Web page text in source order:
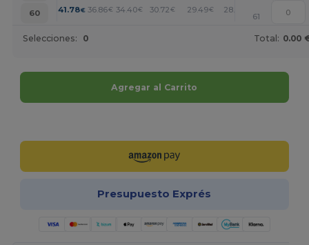
60
41.78€ 36.86€ 34.40€ 30.72€ 29.49€ 28.26
61
Selecciones: 0 Total: 0.00
Agregar al Carrito
Presupuesto Exprés